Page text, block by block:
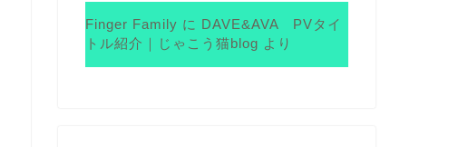
Finger Family に DAVE&AVA PVタイ
トル紹介｜じゃこう猫blog より